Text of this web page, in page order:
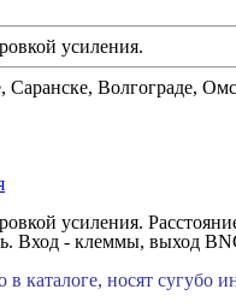
усиления.
Саранске, Волгограде,
усиления.
Вход - клеммы, выход
в каталоге, носят